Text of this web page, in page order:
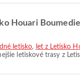
Houari
letisko, let z Letisko
letiskové trasy z